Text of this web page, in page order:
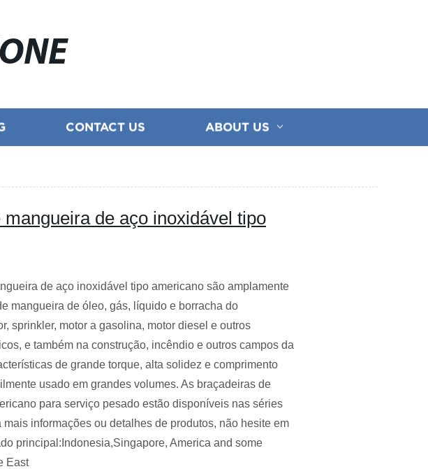
CONTACT US ABOUT US
de aço inoxidável tipo
de aço inoxidável tipo americano são amplamente
mangueira de óleo, gás, líquido e borracha do
sprinkler, motor a gasolina, motor diesel e outros
e também na construção, incêndio e outros campos da
de grande torque, alta solidez e comprimento
usado em grandes volumes. As braçadeiras de
para serviço pesado estão disponíveis nas séries
informações ou detalhes de produtos, não hesite em
principal:Indonesia,Singapore, America and some
East